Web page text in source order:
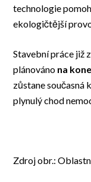
technologie
ekologičtější
Stavební práce již
plánováno na
zůstane současná
plynulý chod
Zdroj obr.: